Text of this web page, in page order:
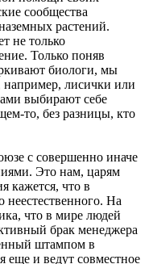
сообщества
растений.
не только
Только поняв
биологи, мы
лисички или
выбирают себе
то, без разницы, кто
с совершенно иначе
Это нам, царям
кажется, что в
неестественного. На
что в мире людей
брак менеджера
штампом в
еще и ведут совместное